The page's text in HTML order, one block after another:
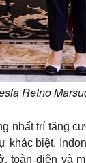
Retno
nhất trí tăng
biệt.
diện và